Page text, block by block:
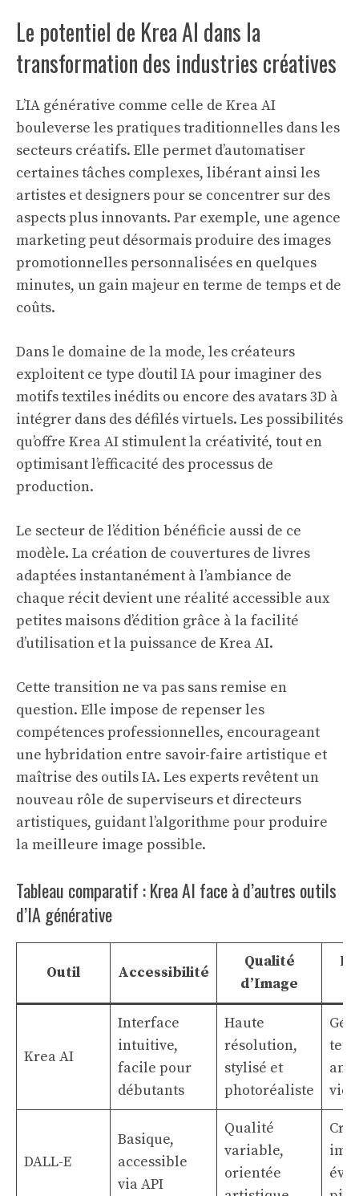
Le potentiel de Krea AI dans la
transformation des industries créatives
L’IA générative comme celle de Krea AI
bouleverse les pratiques traditionnelles dans les
secteurs créatifs. Elle permet d’automatiser
certaines tâches complexes, libérant ainsi les
artistes et designers pour se concentrer sur des
aspects plus innovants. Par exemple, une agence
marketing peut désormais produire des images
promotionnelles personnalisées en quelques
minutes, un gain majeur en terme de temps et de
coûts.
Dans le domaine de la mode, les créateurs
exploitent ce type d’outil IA pour imaginer des
motifs textiles inédits ou encore des avatars 3D à
intégrer dans des défilés virtuels. Les possibilités
qu’offre Krea AI stimulent la créativité, tout en
optimisant l’efficacité des processus de
production.
Le secteur de l’édition bénéficie aussi de ce
modèle. La création de couvertures de livres
adaptées instantanément à l’ambiance de
chaque récit devient une réalité accessible aux
petites maisons d’édition grâce à la facilité
d’utilisation et la puissance de Krea AI.
Cette transition ne va pas sans remise en
question. Elle impose de repenser les
compétences professionnelles, encourageant
une hybridation entre savoir-faire artistique et
maîtrise des outils IA. Les experts revêtent un
nouveau rôle de superviseurs et directeurs
artistiques, guidant l’algorithme pour produire
la meilleure image possible.
Tableau comparatif : Krea AI face à d’autres outils
d’IA générative
Outil Accessibilité
Qualité
d’Image
Krea AI
Interface
intuitive,
facile pour
débutants
Haute
résolution,
stylisé et
photoréaliste
DALL-E
Basique,
accessible
via API
Qualité
variable,
orientée